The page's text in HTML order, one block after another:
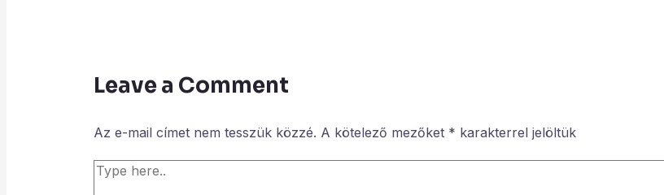
Leave a Comment
Az e-mail címet nem tesszük közzé. A kötelező mezőket * karakterrel jelöltük